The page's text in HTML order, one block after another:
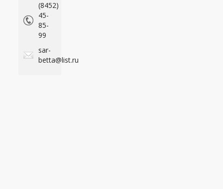
(8452)
45-
85-
99
sar-
betta@list.ru